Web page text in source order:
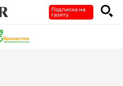
Подписка на
газету